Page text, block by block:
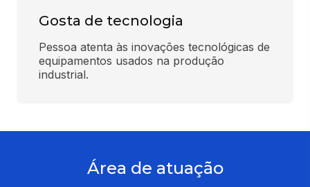
Gosta de tecnologia
Pessoa atenta às inovações tecnológicas de
equipamentos usados na produção
industrial.
Área de atuação